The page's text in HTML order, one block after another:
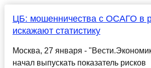
ЦБ: мошенничества с ОСАГО в
искажают статистику
Москва, 27 января -
начал выпускать показатель рисков